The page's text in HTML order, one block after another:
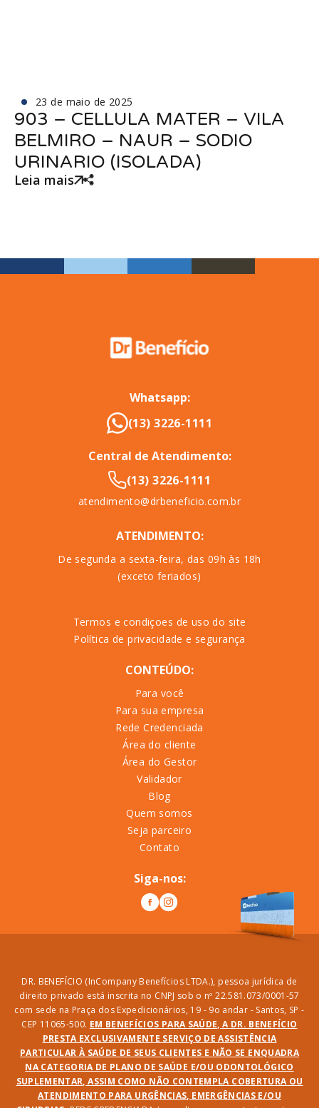
23 de maio de 2025
903 – CELLULA MATER – VILA
BELMIRO – NAUR – SODIO
URINARIO (ISOLADA)
Leia mais
Whatsapp:
(13) 3226-1111
Central de Atendimento:
(13) 3226-1111
atendimento@drbeneficio.com.br
ATENDIMENTO:
De segunda a sexta-feira, das 09h às 18h
(exceto feriados)
Termos e condiçoes de uso do site
Política de privacidade e segurança
CONTEÚDO:
Para você
Para sua empresa
Rede Credenciada
Área do cliente
Área do Gestor
Validador
Blog
Quem somos
Seja parceiro
Contato
Siga-nos:
DR. BENEFÍCIO (InCompany Benefícios LTDA.), pessoa jurídica de
direito privado está inscrita no CNPJ sob o nº 22.581.073/0001-57
com sede na Praça dos Expedicionários, 19 - 9o andar - Santos, SP -
CEP 11065-500. EM BENEFÍCIOS PARA SAÚDE, A DR. BENEFÍCIO
PRESTA EXCLUSIVAMENTE SERVIÇO DE ASSISTÊNCIA
PARTICULAR À SAÚDE DE SEUS CLIENTES E NÃO SE ENQUADRA
NA CATEGORIA DE PLANO DE SAÚDE E/OU ODONTOLÓGICO
SUPLEMENTAR, ASSIM COMO NÃO CONTEMPLA COBERTURA OU
ATENDIMENTO PARA URGÊNCIAS, EMERGÊNCIAS E/OU